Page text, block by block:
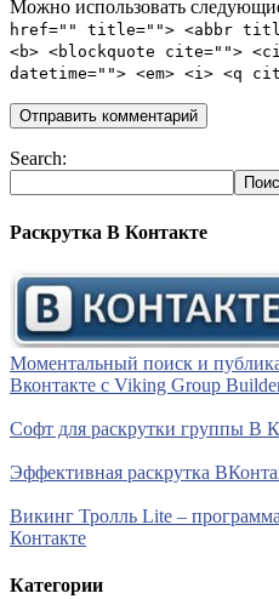
Можно использовать
href="" title=""> <abbr
<b> <blockquote cite="">
datetime=""> <em> <i> <q
Search:
Раскрутка В Контакте
Моментальный поиск и
Вконтакте с Viking Group
Софт для раскрутки группы В
Эффективная раскрутка
Викинг Тролль Lite –
Контакте
Категории